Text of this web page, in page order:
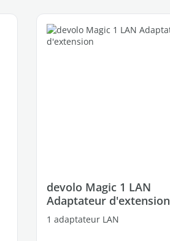
devolo Magic 1 LAN
Adaptateur d'extension
1 adaptateur LAN